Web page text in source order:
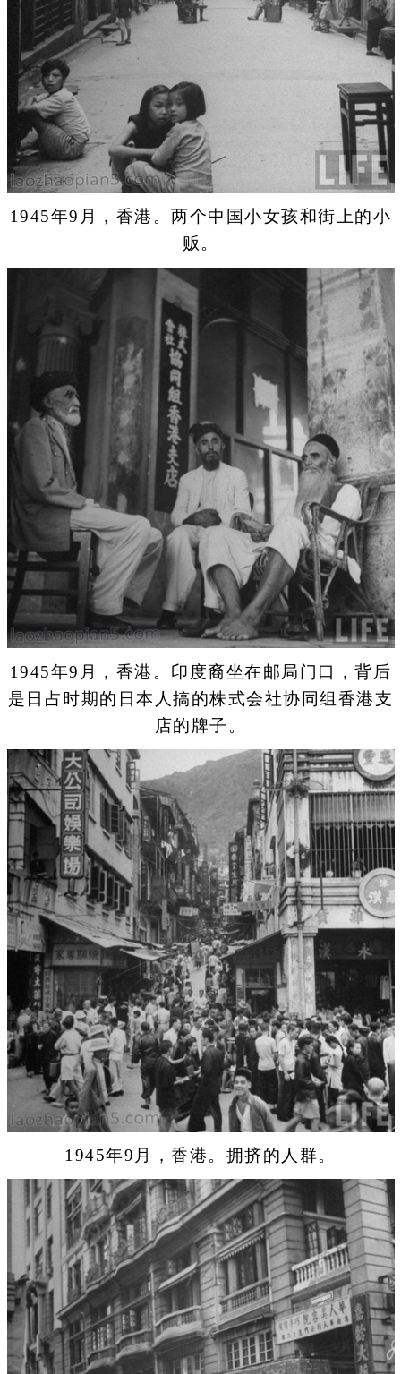
1945年9月，香港。两个中国小女孩和街上的小
贩。
1945年9月，香港。印度裔坐在邮局门口，背后
是日占时期的日本人搞的株式会社协同组香港支
店的牌子。
1945年9月，香港。拥挤的人群。